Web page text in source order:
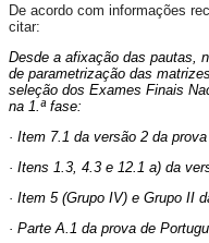
De acordo com informações
citar:
Desde a afixação das pautas,
de parametrização das
seleção dos Exames Finais
na 1.ª fase:
· Item 7.1 da versão 2 da
· Itens 1.3, 4.3 e 12.1 a) da
· Item 5 (Grupo IV) e Grupo II
· Parte A.1 da prova de